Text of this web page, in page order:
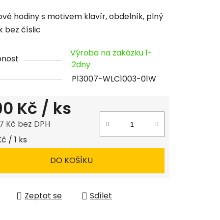
hodiny s motivem klavír, obdelník, plný
bez číslic
Výroba na zakázku 1-
2dny
P13007-WLC1003-01W
Kč / ks
Kč bez DPH
cena:
/ 1 ks
DO KOŠÍKU
Zeptat se Sdílet